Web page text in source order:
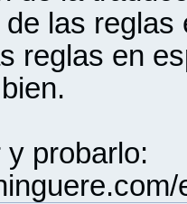
de las
reglas en
probarlo: